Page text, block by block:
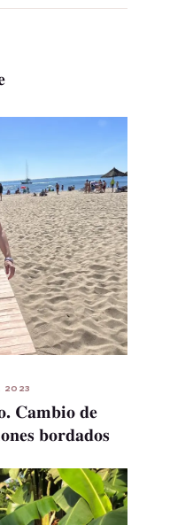
2023
Cambio de
bordados